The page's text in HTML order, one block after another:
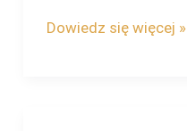
Dowiedz się więcej »